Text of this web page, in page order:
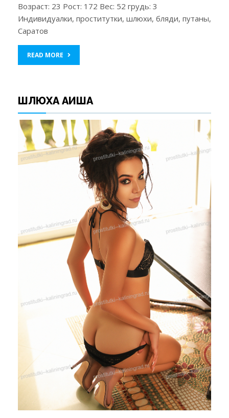
Возраст: 23 Рост: 172 Вес: 52 грудь: 3
Индивидуалки, проститутки, шлюхи, бляди, путаны,
Саратов
READ MORE
ШЛЮХА АИША